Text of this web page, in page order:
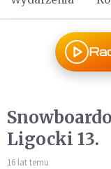
Ligocki 13.
16 lat temu